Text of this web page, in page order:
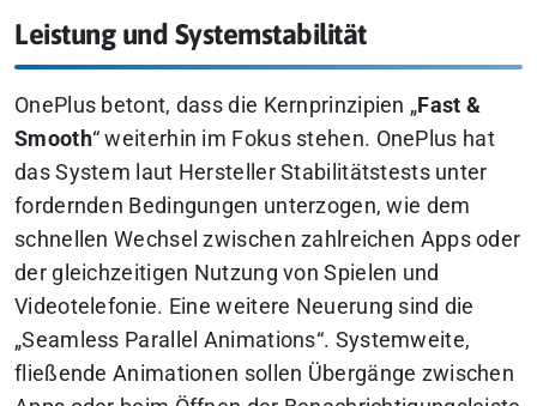
Leistung und Systemstabilität
OnePlus betont, dass die Kernprinzipien „Fast &
Smooth“ weiterhin im Fokus stehen. OnePlus hat
das System laut Hersteller Stabilitätstests unter
fordernden Bedingungen unterzogen, wie dem
schnellen Wechsel zwischen zahlreichen Apps oder
der gleichzeitigen Nutzung von Spielen und
Videotelefonie. Eine weitere Neuerung sind die
„Seamless Parallel Animations“. Systemweite,
fließende Animationen sollen Übergänge zwischen